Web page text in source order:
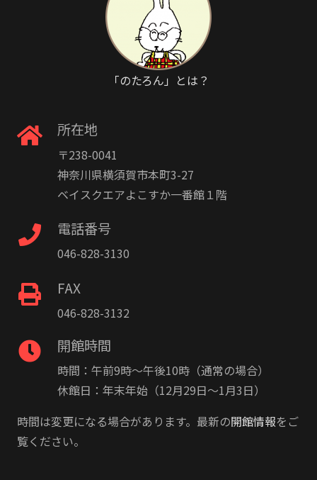
「のたろん」とは？
所在地
〒238-0041
神奈川県横須賀市本町3-27
ベイスクエアよこすか一番館１階
電話番号
046-828-3130
FAX
046-828-3132
開館時間
時間：午前9時〜午後10時（通常の場合）
休館日：年末年始（12月29日〜1月3日）
時間は変更になる場合があります。最新の開館情報をご
覧ください。